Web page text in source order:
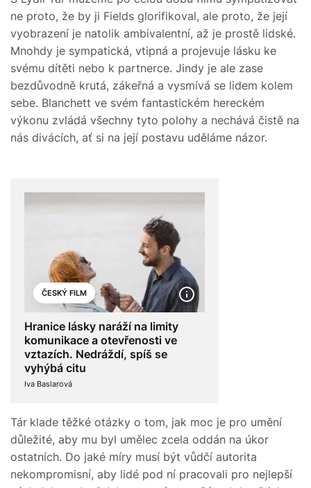
ne proto, že by ji Fields glorifikoval, ale proto, že její
vyobrazení je natolik ambivalentní, až je prostě lidské.
Mnohdy je sympatická, vtipná a projevuje lásku ke
svému dítěti nebo k partnerce. Jindy je ale zase
bezdůvodně krutá, zákeřná a vysmívá se lidem kolem
sebe. Blanchett ve svém fantastickém hereckém
výkonu zvládá všechny tyto polohy a nechává čistě na
nás divácích, ať si na její postavu uděláme názor.
ČESKÝ FILM
Hranice lásky naráží na limity
komunikace a otevřenosti ve
vztazích. Nedráždí, spíš se
vyhýbá citu
Iva Baslarová
Tár klade těžké otázky o tom, jak moc je pro umění
důležité, aby mu byl umělec zcela oddán na úkor
ostatních. Do jaké míry musí být vůdčí autorita
nekompromisní, aby lidé pod ní pracovali pro nejlepší